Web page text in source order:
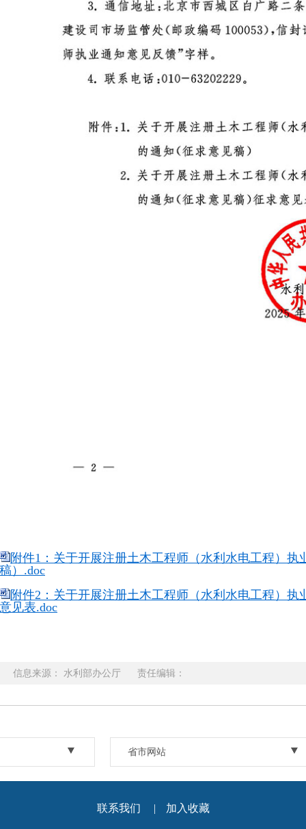
附件1：关于开展注册土木工程师（水利水电工程）执
稿）.doc
附件2：关于开展注册土木工程师（水利水电工程）
意见表.doc
信息来源： 水利部办公厅 责任编辑：
省市网站
联系我们 | 加入收藏